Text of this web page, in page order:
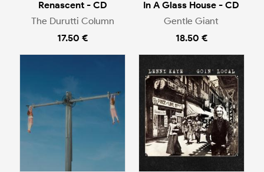
Renascent - CD
The Durutti Column
17.50 €
In A Glass House - CD
Gentle Giant
18.50 €